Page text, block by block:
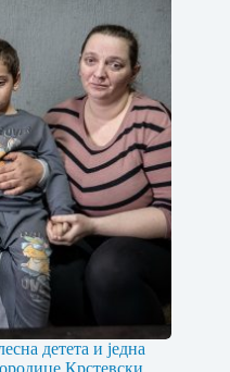
детета и једна
Крстевски